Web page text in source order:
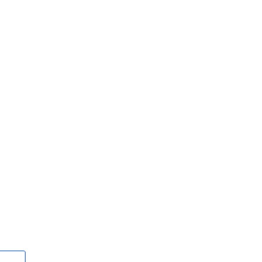
civilisations »